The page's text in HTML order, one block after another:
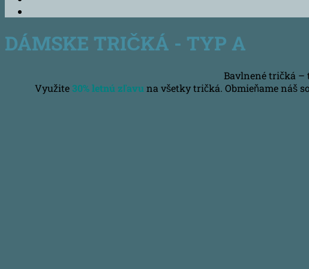
DÁMSKE TRIČKÁ - TYP A
Bavlnené tričká –
Využite30% letnú zľavu na všetky tričká. Obmieňame náš